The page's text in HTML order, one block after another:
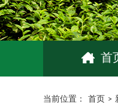
首
当前位置： 首页 >